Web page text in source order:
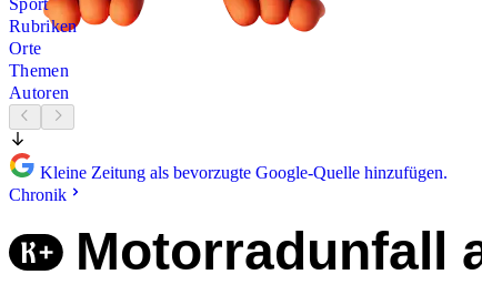
Sport
Rubriken
Orte
Themen
Autoren
Kleine Zeitung als bevorzugte Google-Quelle hinzufügen.
Chronik
Motorradunfall